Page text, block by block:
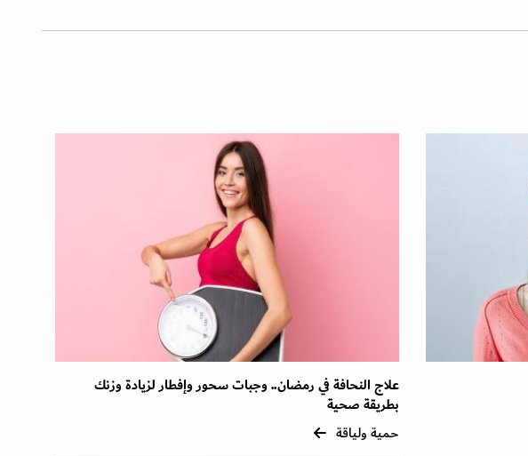
علاج النحافة في رمضان.. وجبات سحور وإفطار لزيادة وزنك
بطريقة صحية
حمية ولياقة